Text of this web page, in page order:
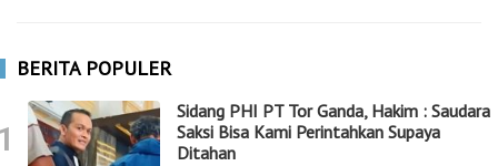
BERITA POPULER
Sidang PHI PT Tor Ganda, Hakim : Saudara
Saksi Bisa Kami Perintahkan Supaya
Ditahan